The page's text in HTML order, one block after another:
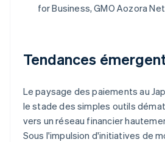
for Business, GMO Aozora
Tendances
Le paysage des paiements au
le stade des simples outils
vers un réseau financier
Sous l'impulsion d'initiatives de